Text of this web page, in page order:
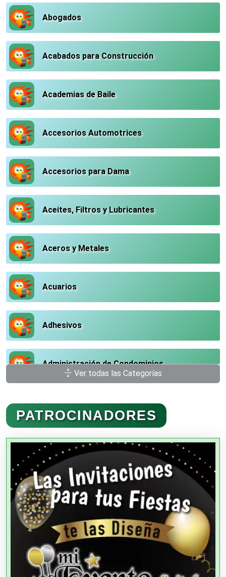
Abogados
Acabados para Construcción
Academias de Baile
Accesorios Automotrices
Accesorios para Dama
Aceites, Filtros y Lubricantes
Aceros y Metales
Acuarios
Adhesivos
Administración de Condominios
Administración de Empresas
Agencias Aduanales
Agencias de Autos
Agencias de Cobranza
Agencias de Colocación
Ver todas las Categorías
PATROCINADORES